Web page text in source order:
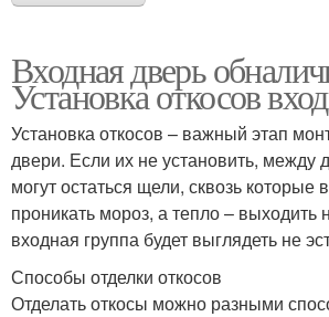
Входная дверь
Установка откосов
Установка откосов – важный этап
двери. Если их не установить, между
могут остаться щели, сквозь которые
проникать мороз, а тепло – выходить
входная группа будет выглядеть не
Способы отделки откосов
Отделать откосы можно разными